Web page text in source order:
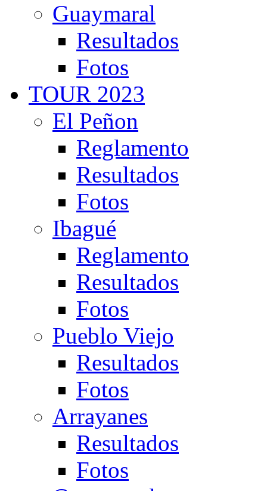
Guaymaral
Resultados
Fotos
TOUR 2023
El Peñon
Reglamento
Resultados
Fotos
Ibagué
Reglamento
Resultados
Fotos
Pueblo Viejo
Resultados
Fotos
Arrayanes
Resultados
Fotos